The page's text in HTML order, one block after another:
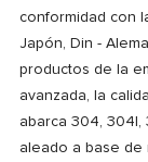
conformidad con
Japón, Din -
productos de la
avanzada, la
abarca 304, 304l,
aleado a base de